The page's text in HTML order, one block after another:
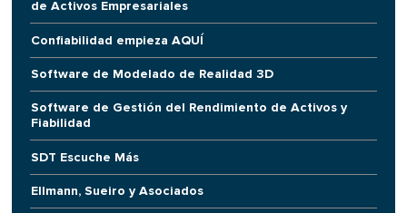
de Activos Empresariales
Confiabilidad empieza AQUÍ
Software de Modelado de Realidad 3D
Software de Gestión del Rendimiento de Activos y
Fiabilidad
SDT Escuche Más
Ellmann, Sueiro y Asociados